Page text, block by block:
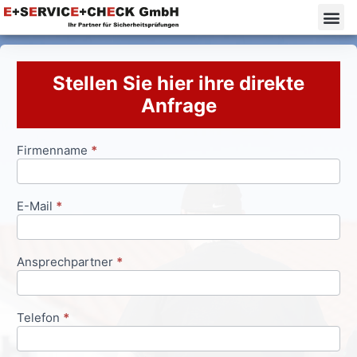
Stellen Sie hier ihre direkte
Anfrage
Anfrageformular
Firmenname *
E-Mail *
Ansprechpartner *
Telefon *